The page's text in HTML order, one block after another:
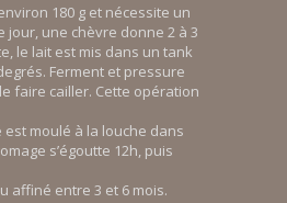
180 g et nécessite un
jour, une chèvre donne 2 à 3
le lait est mis dans un tank
Ferment et pressure
faire cailler. Cette opération
est moulé à la louche dans
s’égoutte 12h, puis
affiné entre 3 et 6 mois.